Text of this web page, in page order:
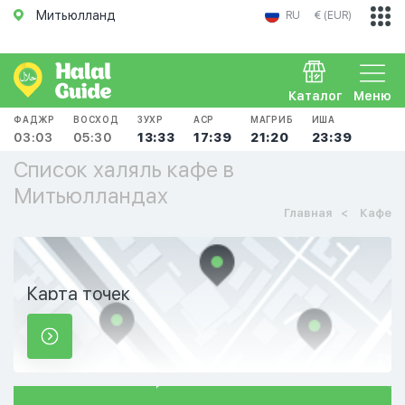
Митьюлланд RU € (EUR)
Меню
Каталог
ФАДЖР
03:03
ВОСХОД
05:30
ЗУХР
13:33
АСР
17:39
МАГРИБ
21:20
ИША
23:39
Список халяль кафе в
Митьюлландах
Главная Кафе
Карта точек